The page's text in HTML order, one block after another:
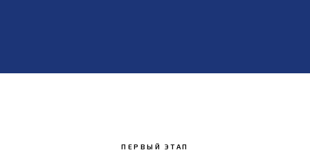
ПЕРВЫЙ ЭТАП